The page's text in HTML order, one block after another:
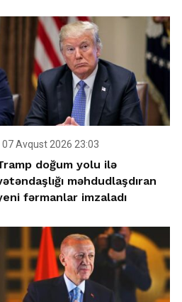
07 Avqust 2026 23:03
doğum yolu ilə
məhdudlaşdıran
fərmanlar imzaladı